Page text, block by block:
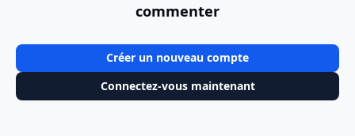
commenter
Créer un nouveau compte
Connectez-vous maintenant